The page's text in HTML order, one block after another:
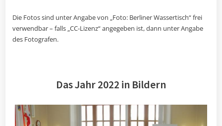
Die Fotos sind unter Angabe von „Foto: Berliner Wassertisch“ frei
verwendbar – falls „CC-Lizenz“ angegeben ist, dann unter Angabe
des Fotografen.
Das Jahr 2022 in Bildern